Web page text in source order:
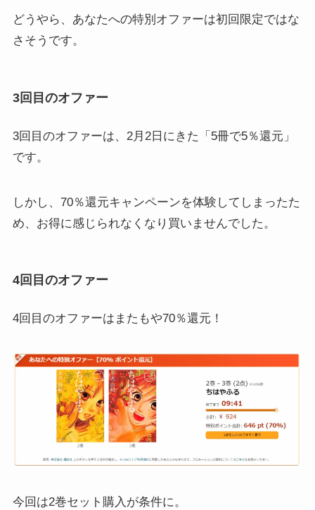
どうやら、あなたへの特別オファーは初回限定ではな
さそうです。
3回目のオファー
3回目のオファーは、2月2日にきた「5冊で5％還元」
です。
しかし、70％還元キャンペーンを体験してしまったた
め、お得に感じられなくなり買いませんでした。
4回目のオファー
4回目のオファーはまたもや70％還元！
今回は2巻セット購入が条件に。